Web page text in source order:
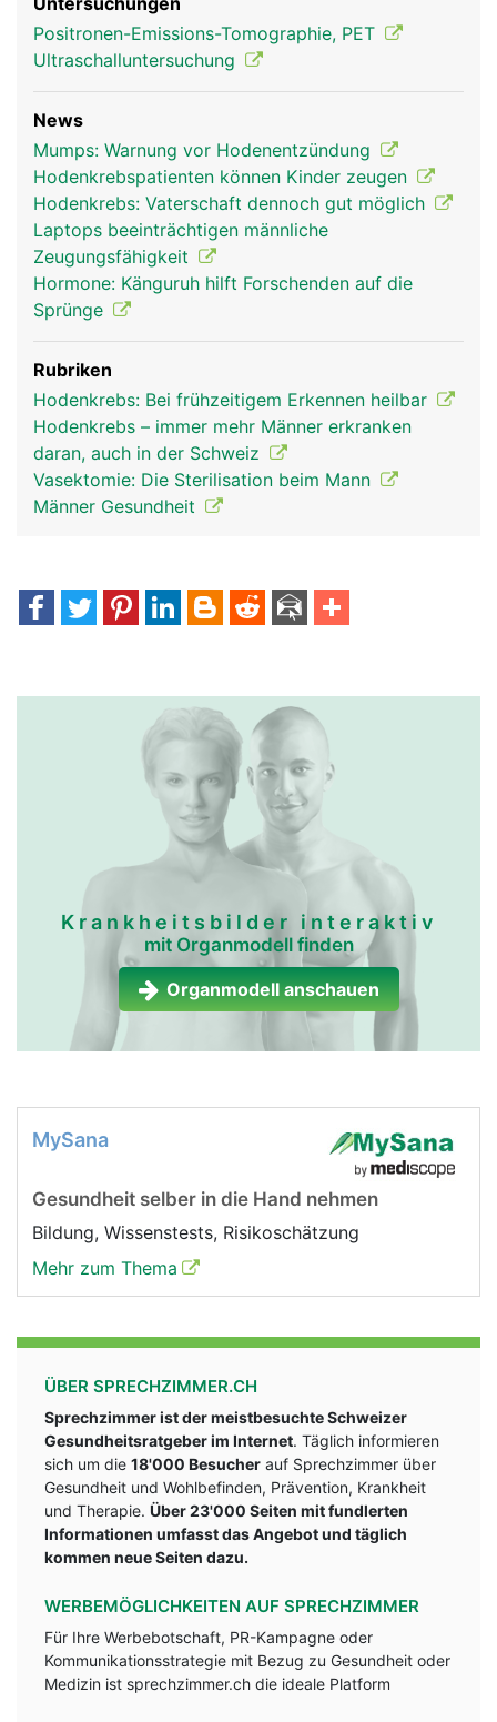
Positronen-Emissions-Tomographie, PET
Ultraschalluntersuchung
News
Mumps: Warnung vor Hodenentzündung
Hodenkrebspatienten können Kinder zeugen
Hodenkrebs: Vaterschaft dennoch gut möglich
Laptops beeinträchtigen männliche
Zeugungsfähigkeit
Hormone: Känguruh hilft Forschenden auf die
Sprünge
Rubriken
Hodenkrebs: Bei frühzeitigem Erkennen heilbar
Hodenkrebs – immer mehr Männer erkranken
daran, auch in der Schweiz
Vasektomie: Die Sterilisation beim Mann
Männer Gesundheit
Krankheitsbilder interaktiv
mit Organmodell finden
Organmodell anschauen
MySana
Gesundheit selber in die Hand nehmen
Bildung, Wissenstests, Risikoschätzung
Mehr zum Thema
ÜBER SPRECHZIMMER.CH
Sprechzimmer ist der meistbesuchte Schweizer
Gesundheitsratgeber im Internet. Täglich informieren
sich um die 18'000 Besucher auf Sprechzimmer über
Gesundheit und Wohlbefinden, Prävention, Krankheit
und Therapie. Über 23'000 Seiten mit fundlerten
Informationen umfasst das Angebot und täglich
kommen neue Seiten dazu.
WERBEMÖGLICHKEITEN AUF SPRECHZIMMER
Für Ihre Werbebotschaft, PR-Kampagne oder
Kommunikationsstrategie mit Bezug zu Gesundheit oder
Medizin ist sprechzimmer.ch die ideale Platform